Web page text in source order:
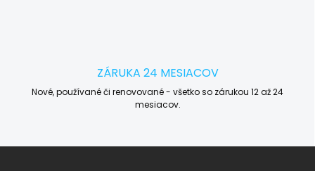
ZÁRUKA 24 MESIACOV
Nové, používané či renovované - všetko so zárukou 12 až 24
mesiacov.